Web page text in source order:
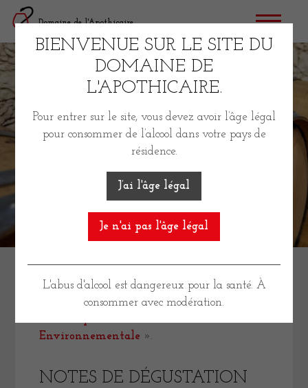
Skip
content
Domaine de l'Apothicaire
CHARDONNAY
100% Chardonnay.
Chardonnaybénéfice du label «
Environnementale».
NOTES DE DÉGUSTATION
BIENVENUE SUR LE SITE DU
DOMAINE DE
L'APOTHICAIRE.
Pour entrer sur le site, vous devez avoir l’âge légal
pour consommer de l’alcool dans votre pays de
résidence.
J’ai l'âge légal
Je n'ai pas l'âge légal
L'abus d'alcool est dangereux pour la santé. À
consommer avec modération.